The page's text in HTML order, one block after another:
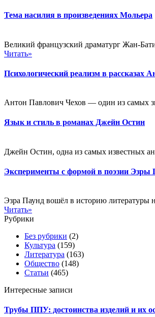
Тема насилия в произведениях Мольера
Великий французский драматург Жан-
Читать»
Психологический реализм в рассказах
Антон Павлович Чехов — один из самых
Язык и стиль в романах Джейн Остин
Джейн Остин, одна из самых известных
Эксперименты с формой в поэзии Эзры
Эзра Паунд вошёл в историю литературы
Читать»
Рубрики
Без рубрики (2)
Культура (159)
Литература (163)
Общество (148)
Статьи (465)
Интересные записи
Трубы ППУ: достоинства изделий и их